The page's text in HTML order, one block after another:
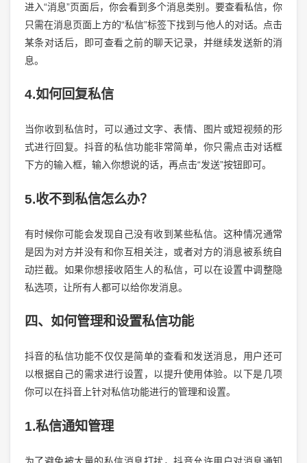
进入“消息”页面后，你会看到多个消息类别。要查看私信，你
只需在消息页面上方的“私信”标签下找到与他人的对话。点击
某条对话后，即可查看之前的聊天记录，并继续发送新的消
息。
4.如何回复私信
当你收到私信时，可以通过文字、表情、图片或短视频的形
式进行回复。抖音的私信功能非常简单，你只需点击对话框
下方的输入框，输入你想说的话，再点击“发送”按钮即可。
5.收不到私信怎么办？
有时候你可能会发现自己没有收到某些私信。这种情况通常
是因为对方并没有和你互相关注，或者对方的消息被系统自
动拦截。如果你想接收陌生人的私信，可以在设置中调整隐
私选项，让所有人都可以给你发消息。
四、如何管理和设置私信功能
抖音的私信功能不仅仅是简单的查看和发送消息，用户还可
以根据自己的需求进行设置，以提升使用体验。以下是几项
你可以在抖音上针对私信功能进行的管理和设置。
1.私信通知管理